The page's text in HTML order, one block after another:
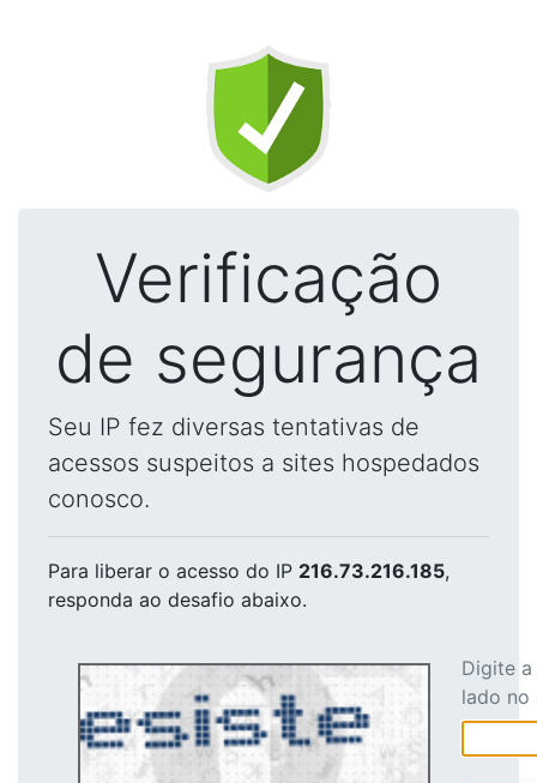
Verificação
de segurança
Seu IP fez diversas tentativas de
acessos suspeitos a sites hospedados
conosco.
Para liberar o acesso do IP 216.73.216.185,
responda ao desafio abaixo.
Digite
lado no